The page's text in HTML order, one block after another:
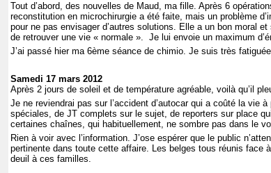
Tout d’abord, des nouvelles de Maud, ma fille. Après 6
reconstitution en microchirurgie a été faite, mais un problème
pour ne pas envisager d’autres solutions. Elle a un bon moral
de retrouver une vie « normale ». Je lui envoie un maximum
J’ai passé hier ma 6ème séance de chimio. Je suis très
Samedi 17 mars 2012
Après 2 jours de soleil et de température agréable, voilà qu’il
Je ne reviendrai pas sur l’accident d’autocar qui a coûté la vie
spéciales, de JT complets sur le sujet, de reporters sur place
certaines chaînes, qui habituellement, ne sombre pas dans le
Rien à voir avec l’information. J’ose espérer que le public
pertinente dans toute cette affaire. Les belges tous réunis face
deuil à ces familles.